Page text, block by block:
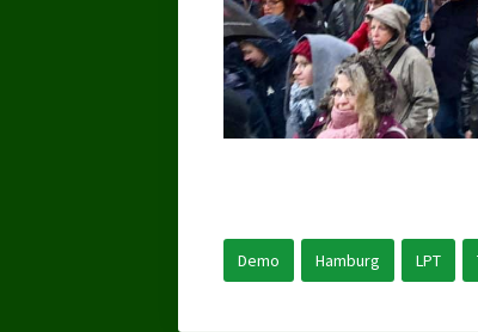
Demo Hamburg LPT